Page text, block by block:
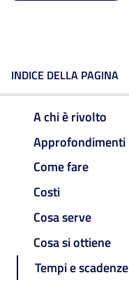
INDICE DELLA PAGINA
A chi è rivolto
Approfondimenti
Come fare
Costi
Cosa serve
Cosa si ottiene
Tempi e scadenze